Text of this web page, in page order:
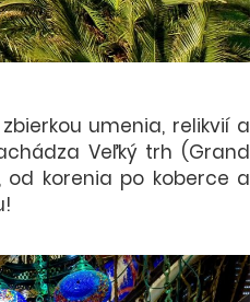
umenia, relikvií a
Veľký trh (Grand
od korenia po koberce a